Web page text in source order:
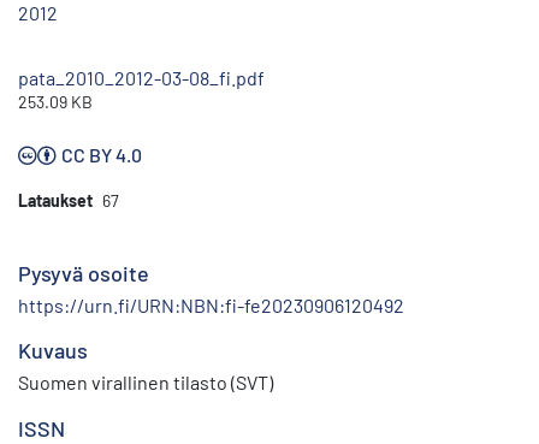
2012
pata_2010_2012-03-08_fi.pdf
253.09 KB
CC BY 4.0
Lataukset 67
Pysyvä osoite
https://urn.fi/URN:NBN:fi-fe20230906120492
Kuvaus
Suomen virallinen tilasto (SVT)
ISSN